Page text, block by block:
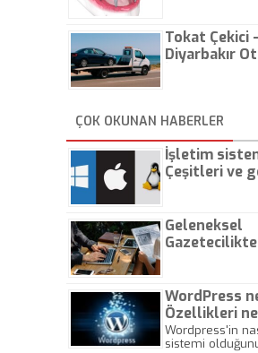
Tokat Çekici
Diyarbakır
ÇOK OKUNAN HABERLER
İşletim
Çeşitleri ve
Geleneksel
WordPress
Özellikleri
Wordpress'in
sistemi